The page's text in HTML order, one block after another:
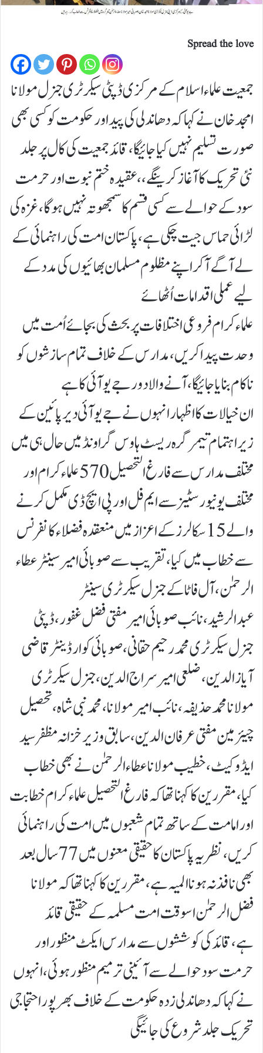
Spread the love
جمعیت علما ء اسلام کے مرکزی ڈپٹی سیکرٹری جنرل مولانا
امجد خان نے کہا کہ دھاندلی کی پیداو ر حکومت کو کسی بھی
صورت تسلیم نہیں کیا جا ئیگا،قائد جمعیت کی کال پر جلد
نئی تحر یک کا آغاز کر ینگے،،عقیدہ ختم نبوت اور حرمت
سود کے حوالے سے کسی قسم کاسمجھو تہ نہیں ہو گا،غزہ کی
لڑا ئی حماس جیت چکی ہے،پاکستان امت کی را ہنما ئی کے
لے آگے آکر اپنے مظلوم مسلمان بھا ئیوں کی مدد کے
لیے عملی اقدامات اُ ٹھا ئے
علما ء کرام فروعی اختلافات پر بحث کی بجائے اُمت میں
وحدت پیدا کریں،مدارس کے خلاف تمام سازشوں کو
ناکام بنایا جا ئیگا،آنے والا دور جے یو آئی کا ہے
ان خیالات کا اظہار انہوں نے جے یو آئی دیرپا ئین کے
زیر اہتمام تیمرگرہ ریسٹ ہاوس گراونڈ میں حال ہی میں
مختلف مدارس سے فارغ التحصیل 570علما ء کرام اور
مختلف یونیورسٹیز سے ایم فل اور پی ایچ ڈی مکمل کرنے
والے 15سکالر ز کے اعزاز میں منعقدہ فضلا ء کا نفرنس
سے خطاب میں کیا،تقریب سے صوبا ئی امیر سینٹر عطاء
الر حمٰن، آل فاٹا کے جنرل سیکرٹری سینٹر
عبدالرشید،نائب صوبا ئی امیر مفتی فضل غفور،ڈپٹی
جنرل سیکر ٹری محمدر حیم حقانی،صوبا ئی کوارڈینٹر قاضی
آیازالدین،ضلعی امیر سراج الدین،جنرل سیکرٹری
مولانا محمد حذیفہ، نائب امیر مولانا،محمد نبی شاہ،تحصیل
چیئرمین مفتی عرفان الدین،سابق وزیر خزانہ مظفرسید
ایڈوکیٹ،خطیب مولانا عطاء الر حمٰن نے بھی خطاب
کیا،مقررین کا کہنا تھا کہ فارغ التحصیل علما ء کرام خطابت
اور امامت کے سا تھ تمام شعبوں میں امت کی را ہنما ئی
کریں،نظر یہ پاکستان کاحقیقی معنوں میں 77سال بعد
بھی نافذ نہ ہونا المیہ ہے،مقررین کا کہنا تھا کہ مولانا
فضل الر حمٰن اسوقت امت مسلمہ کے حقیقی قائد
ہے،قائد کی کوششوں سے مدارس ایکٹ منظور اور
حرمت سود حوالے سے آئینی ترمیم منظور ہو ئی،انہوں
نے کہا کہ د ھاندلی زدہ حکومت کے خلاف بھرپور احتجاجی
تحریک جلد شروع کی جا ئیگی